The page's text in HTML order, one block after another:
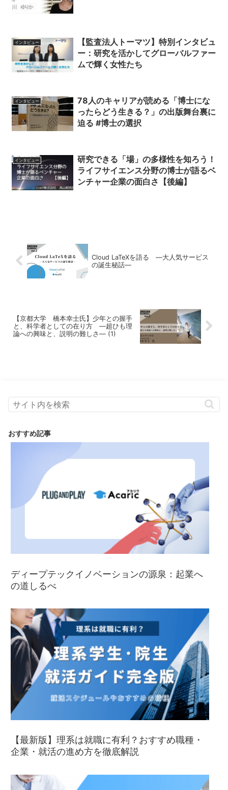
インタビュー
【監査法人トーマツ】特別インタビュ
ー：研究を活かしてグローバルファー
ムで輝く女性たち
インタビュー
78人のキャリアが読める「博士にな
ったらどう生きる？」の出版舞台裏に
迫る #博士の選択
インタビュー
研究できる「場」の多様性を知ろう！
ライフサイエンス分野の博士が語るベ
ンチャー企業の面白さ【後編】
Cloud LaTeXを語る ―大人気サービス
の誕生秘話―
【京都大学 橋本幸士氏】少年との握手
と、科学者としての在り方 ―超ひも理
論への興味と、説明の難しさ― (1)
おすすめ記事
ディープテックイノベーションの源泉：起業へ
の道しるべ
【最新版】理系は就職に有利？おすすめ職種・
企業・就活の進め方を徹底解説